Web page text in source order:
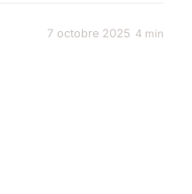
7 octobre 2025 4 min